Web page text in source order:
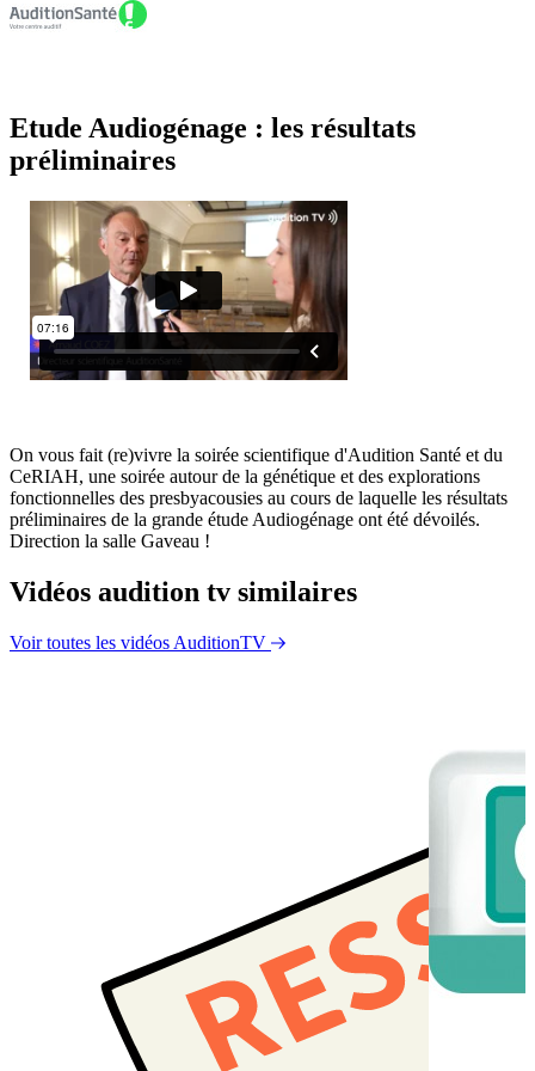
Évènements
Etude Audiogénage : les résultats
préliminaires
On vous fait (re)vivre la soirée scientifique d'Audition Santé et du
CeRIAH, une soirée autour de la génétique et des explorations
fonctionnelles des presbyacousies au cours de laquelle les résultats
préliminaires de la grande étude Audiogénage ont été dévoilés.
Direction la salle Gaveau !
Vidéos audition tv similaires
Voir toutes les vidéos AuditionTV